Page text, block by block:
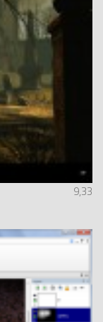
9,33